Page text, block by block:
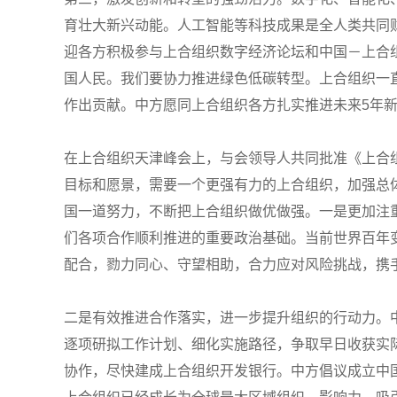
育壮大新兴动能。人工智能等科技成果是全人类共
迎各方积极参与上合组织数字经济论坛和中国－上
国人民。我们要协力推进绿色低碳转型。上合组织
作出贡献。中方愿同上合组织各方扎实推进未来5年
在上合组织天津峰会上，与会领导人共同批准《上
目标和愿景，需要一个更强有力的上合组织，加强
国一道努力，不断把上合组织做优做强。一是更加
们各项合作顺利推进的重要政治基础。当前世界百
配合，勠力同心、守望相助，合力应对风险挑战，携
二是有效推进合作落实，进一步提升组织的行动力
逐项研拟工作计划、细化实施路径，争取早日收获
协作，尽快建成上合组织开发银行。中方倡议成立